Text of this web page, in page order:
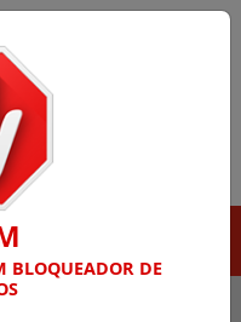
ATUAÇÃO VOLTADA AO
BLOQUEADOR DE